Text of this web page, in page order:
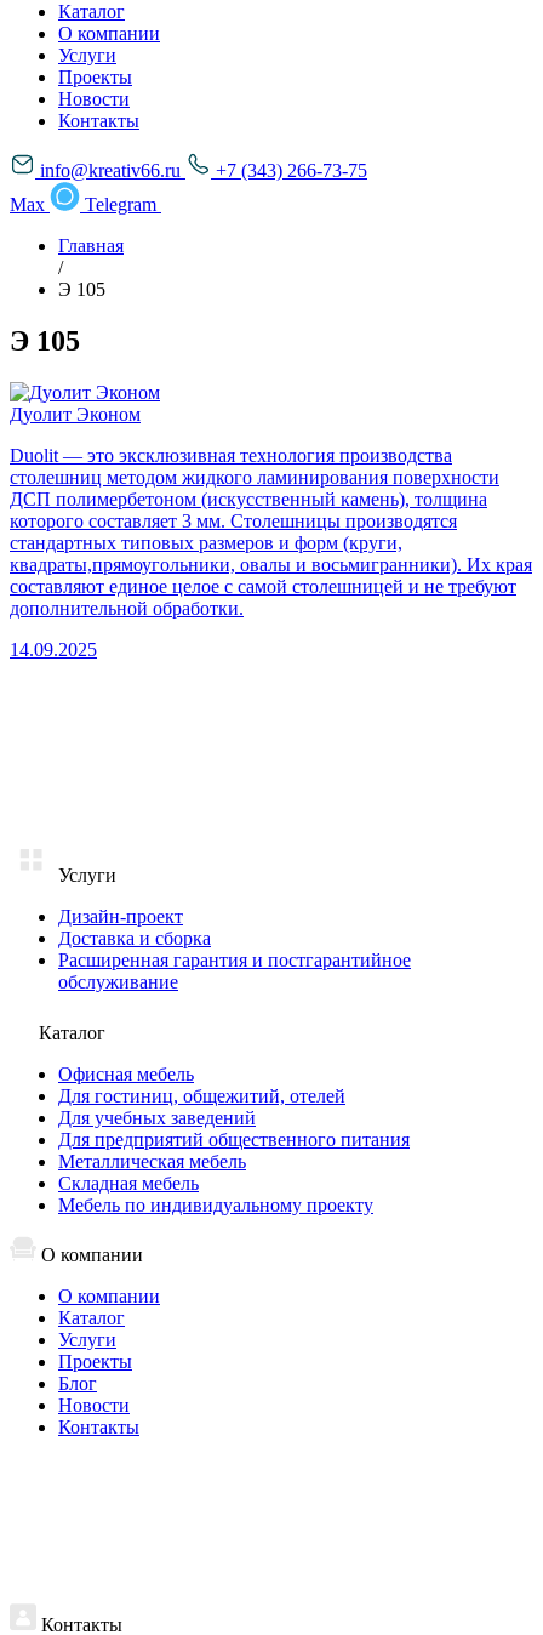
Каталог
О компании
Услуги
Проекты
Новости
Контакты
info@kreativ66.ru
+7 (343) 266-73-75
Max
Telegram
Главная
/
Э 105
Э 105
Дуолит Эконом
Duolit — это эксклюзивная технология производства
столешниц методом жидкого ламинирования поверхности
ДСП полимербетоном (искусственный камень), толщина
которого составляет 3 мм. Столешницы производятся
стандартных типовых размеров и форм (круги,
квадраты,прямоугольники, овалы и восьмигранники). Их края
составляют единое целое с самой столешницей и не требуют
дополнительной обработки.
14.09.2025
Услуги
Дизайн-проект
Доставка и сборка
Расширенная гарантия и постгарантийное
обслуживание
Каталог
Офисная мебель
Для гостиниц, общежитий, отелей
Для учебных заведений
Для предприятий общественного питания
Металлическая мебель
Складная мебель
Мебель по индивидуальному проекту
О компании
О компании
Каталог
Услуги
Проекты
Блог
Новости
Контакты
Контакты